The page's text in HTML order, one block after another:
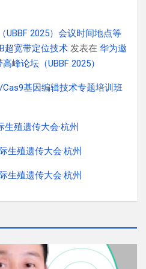
UBBF 2025）会议时间地点等
超宽带定位技术 发表在 华为邀
峰论坛（UBBF 2025）
Cas9基因编辑技术专题培训班
生殖遗传大会·杭州
生殖遗传大会·杭州
生殖遗传大会·杭州